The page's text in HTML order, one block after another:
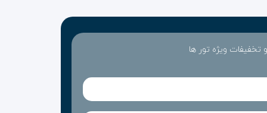
و تخفیفات ویژه تور ها